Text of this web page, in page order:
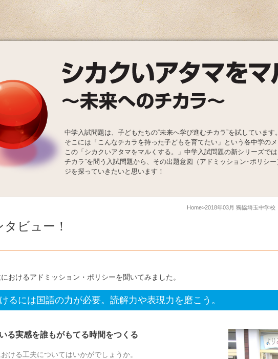
中学入試問題は、子どもたちの“未来へ学び進むチカラ”を試しています。
そこには「こんなチカラを持った子どもを育てたい」という各中学の
この「シカクいアタマをマルくする。」中学入試問題の新シリーズで
チカラ”を問う入試問題から、その出題意図（アドミッション･ポリシ
ジを探っていきたいと思います！
Home 2018年03月 獨協埼玉中学校
ビュー！
おけるアドミッション・ポリシーを聞いてみました。
るには国語の力が必要。読解力や表現力を磨こう。
る実感を誰もがもてる時間をつくる
ける工夫についてはいかがでしょうか。